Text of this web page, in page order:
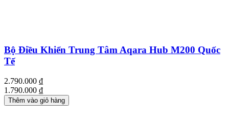
Bộ Điều Khiển Trung Tâm Aqara Hub M200 Quốc
Tế
2.790.000 ₫
1.790.000 ₫
Thêm vào giỏ hàng